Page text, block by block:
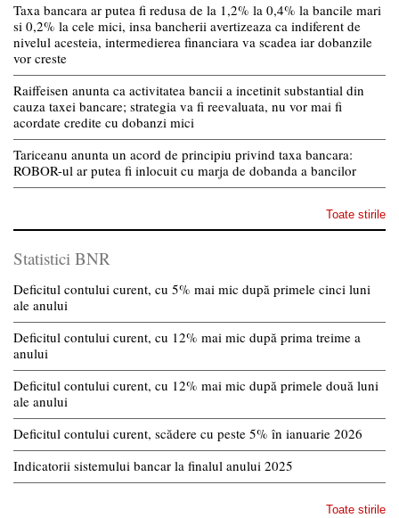
Taxa bancara ar putea fi redusa de la 1,2% la 0,4% la bancile mari
si 0,2% la cele mici, insa bancherii avertizeaza ca indiferent de
nivelul acesteia, intermedierea financiara va scadea iar dobanzile
vor creste
Raiffeisen anunta ca activitatea bancii a incetinit substantial din
cauza taxei bancare; strategia va fi reevaluata, nu vor mai fi
acordate credite cu dobanzi mici
Tariceanu anunta un acord de principiu privind taxa bancara:
ROBOR-ul ar putea fi inlocuit cu marja de dobanda a bancilor
Toate stirile
Statistici BNR
Deficitul contului curent, cu 5% mai mic după primele cinci luni
ale anului
Deficitul contului curent, cu 12% mai mic după prima treime a
anului
Deficitul contului curent, cu 12% mai mic după primele două luni
ale anului
Deficitul contului curent, scădere cu peste 5% în ianuarie 2026
Indicatorii sistemului bancar la finalul anului 2025
Toate stirile